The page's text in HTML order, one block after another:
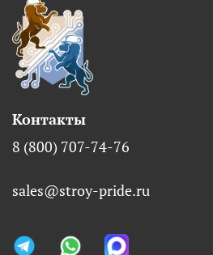
Контакты
8 (800) 707-74-76
sales@stroy-pride.ru